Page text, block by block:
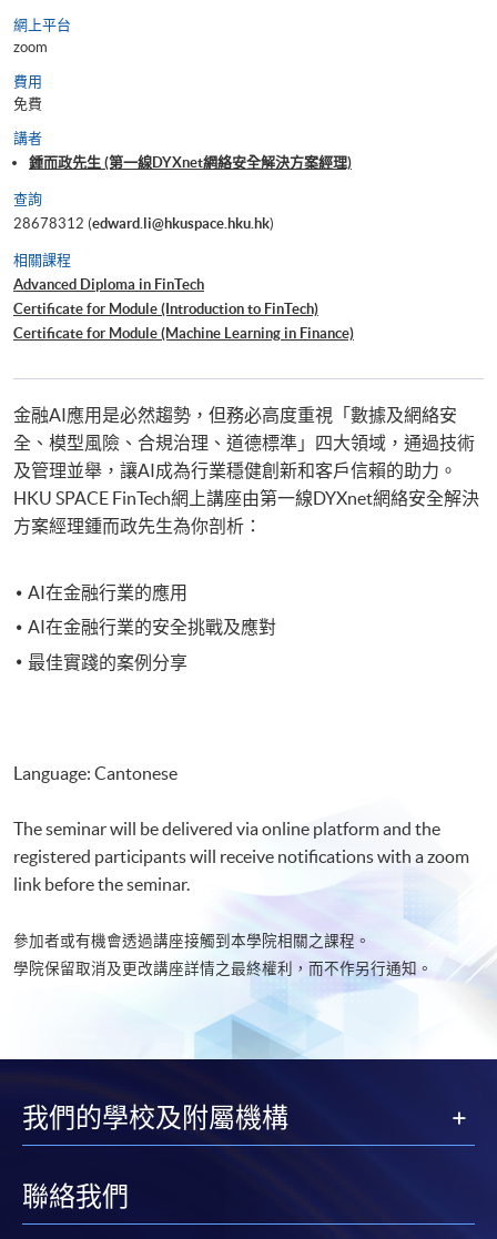
網上平台
zoom
費用
免費
講者
鍾而政先生 (第一線DYXnet網絡安全解決方案經理)
查詢
28678312 (edward.li@hkuspace.hku.hk)
相關課程
Advanced Diploma in FinTech
Certificate for Module (Introduction to FinTech)
Certificate for Module (Machine Learning in Finance)
金融AI應用是必然趨勢，但務必高度重視「數據及網絡安
全、模型風險、合規治理、道德標準」四大領域，通過技術
及管理並舉，讓AI成為行業穩健創新和客戶信賴的助力。
HKU SPACE FinTech網上講座由第一線DYXnet網絡安全解決
方案經理鍾而政先生為你剖析：
AI在金融行業的應用
AI在金融行業的安全挑戰及應對
最佳實踐的案例分享
Language: Cantonese
The seminar will be delivered via online platform and the
registered participants will receive notifications with a zoom
link before the seminar.
參加者或有機會透過講座接觸到本學院相關之課程。
學院保留取消及更改講座詳情之最終權利，而不作另行通知。​
我們的學校及附屬機構
聯絡我們